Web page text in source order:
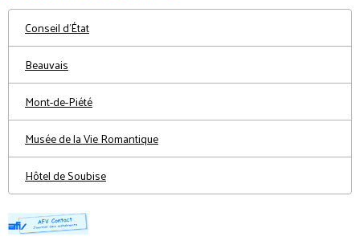
Conseil d'État
Beauvais
Mont-de-Piété
Musée de la Vie Romantique
Hôtel de Soubise